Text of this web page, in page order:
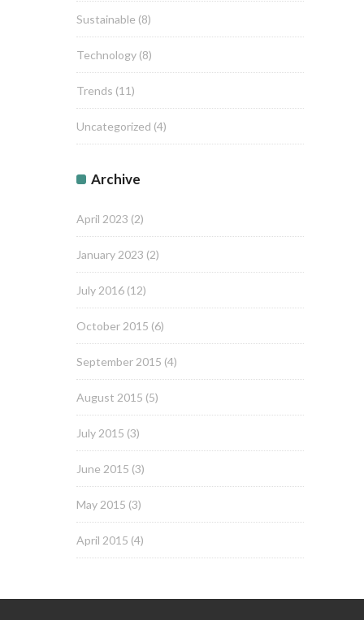
Sustainable (8)
Technology (8)
Trends (11)
Uncategorized (4)
Archive
April 2023 (2)
January 2023 (2)
July 2016 (12)
October 2015 (6)
September 2015 (4)
August 2015 (5)
July 2015 (3)
June 2015 (3)
May 2015 (3)
April 2015 (4)